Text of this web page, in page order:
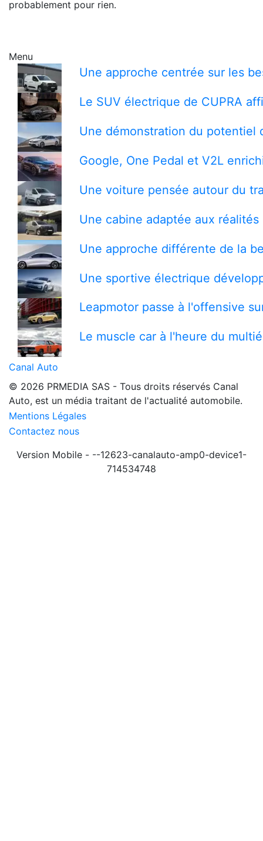
probablement pour rien.
Menu
Une approche centrée sur les
Le SUV électrique de CUPRA
Une démonstration du potentiel
Google, One Pedal et V2L
Une voiture pensée autour du
Une cabine adaptée aux réalités
Une approche différente de la
Une sportive électrique
Leapmotor passe à l'offensive
Le muscle car à l'heure du
Canal Auto
© 2026 PRMEDIA SAS - Tous droits réservés Canal
Auto, est un média traitant de l'actualité automobile.
Mentions Légales
Contactez nous
Version Mobile - --12623-canalauto-amp0-device1-
714534748